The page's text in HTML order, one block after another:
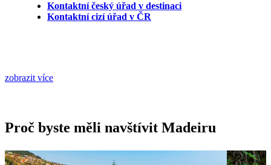
Kontaktní český úřad v destinaci
Kontaktní cizí úřad v ČR
zobrazit více
Proč byste měli navštívit Madeiru